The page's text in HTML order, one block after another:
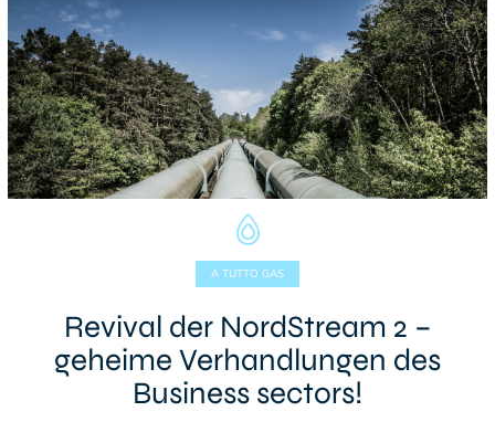
A TUTTO GAS
Revival der NordStream 2 –
geheime Verhandlungen des
Business sectors!